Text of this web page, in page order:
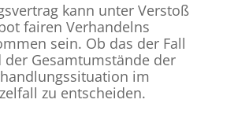
kann unter Verstoß
fairen Verhandelns
sein. Ob das der Fall
Gesamtumstände der
im
zu entscheiden.